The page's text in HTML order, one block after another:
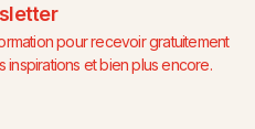
pour recevoir gratuitement
et bien plus encore.